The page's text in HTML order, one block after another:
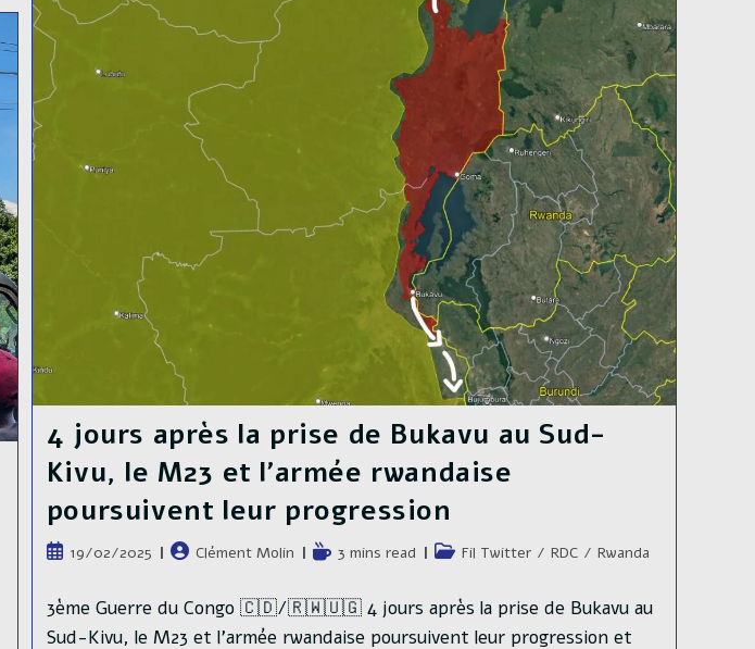
Le
Rwanda
M23
Comme
Grand
Absent
Négociations
4 jours après la prise de Bukavu au Sud-
Kivu, le M23 et l’armée rwandaise
poursuivent leur progression
Publication
19/02/2025
Auteur/autrice
publication :
Clément Molin
Temps
lecture :
3 mins read
PostFil Twitter / RDC / Rwanda
3ème Guerre du Congo 🇨🇩/🇷🇼🇺🇬 4 jours après la prise de Bukavu au
Sud-Kivu, le M23 et l'armée rwandaise poursuivent leur progression et